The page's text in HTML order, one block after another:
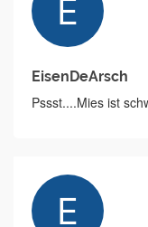
EisenDeArsch
Pssst....Mies ist